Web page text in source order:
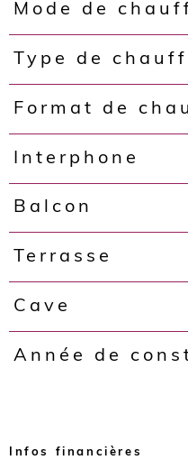
Mode de
Type de
Format de
Interphone
Balcon
Terrasse
Cave
Année de
Infos financières